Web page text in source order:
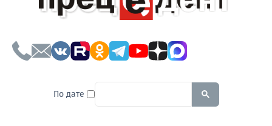
По дате To search this site, enter a